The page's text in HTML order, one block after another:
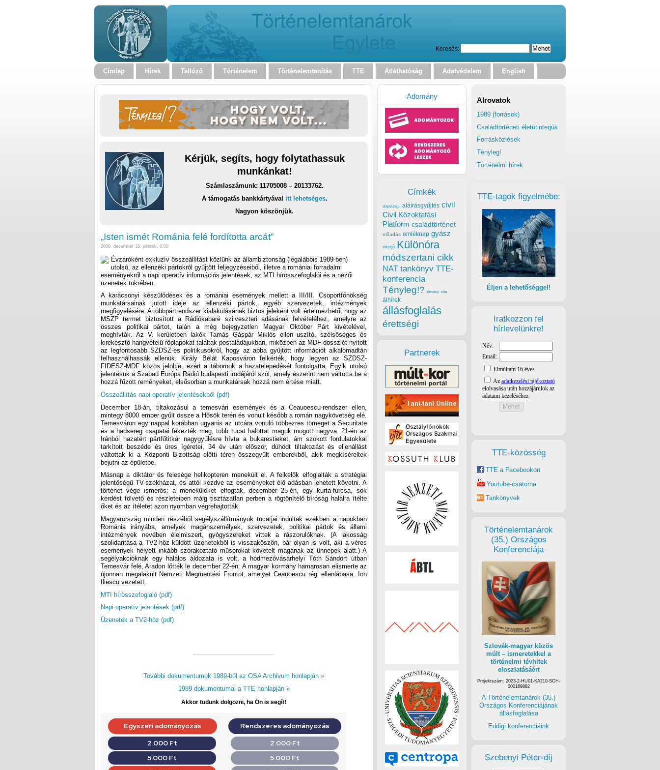
Keresés:
Címlap Hírek Tallózó Történelem Történelemtanítás TTE Átláthatóság Adatvédelem English
Kérjük, segíts, hogy folytathassuk
munkánkat!
Számlaszámunk: 11705008 – 20133762.
A támogatás bankkártyával itt lehetséges.
Nagyon köszönjük.
„Isten ismét Románia felé fordította arcát”
2009. december 18. péntek, 0:00
Évzáróként exkluzív összeállítást közlünk az állambiztonság (legalábbis 1989-ben)
utolsó, az ellenzéki pártokról gyűjtött feljegyzéseiből, illetve a romániai forradalmi
eseményekről a napi operatív információs jelentések, az MTI hírösszefoglalói és a nézői
üzenetek tükrében.
A karácsonyi készülődések és a romániai események mellett a III/III. Csoportfőnökség
munkatársainak jutott ideje az ellenzéki pártok, egyéb szervezetek, intézmények
megfigyelésére. A többpártrendszer kialakulásának biztos jeleként volt értelmezhető, hogy az
MSZP termet biztosított a Rádiókabaré szilveszteri adásának felvételéhez, amelyre az
összes politikai pártot, talán a még bejegyzetlen Magyar Október Párt kivételével,
meghívták. Az V. kerületben lakók Tamás Gáspár Miklós ellen uszító, szélsőséges és
kirekesztő hangvételű röplapokat találtak postaládájukban, miközben az MDF dossziét nyitott
az legfontosabb SZDSZ-es politikusokról, hogy az abba gyűjtött információt alkalomadtán
felhasználhassák ellenük. Király Bélát Kaposváron felkérték, hogy legyen az SZDSZ-
FIDESZ-MDF közös jelöltje, ezért a tábornok a hazatelepedését fontolgatta. Egyik utolsó
jelentésük a Szabad Európa Rádió budapesti irodájáról szól, amely eszerint nem váltotta be a
hozzá fűzött reményeket, elsősorban a munkatársak hozzá nem értése miatt.
Összeállítás napi operatív jelentésekből (pdf)
December 18-án, tiltakozásul a temesvári események és a Ceauoescu-rendszer ellen,
mintegy 8000 ember gyűlt össze a Hősök terén és vonult később a román nagykövetség elé.
Temesváron egy nappal korábban ugyanis az utcára vonuló többezres tömeget a Securitate
és a hadsereg csapatai fékezték meg, több tucat halottat maguk mögött hagyva. 21-én az
Iránból hazatért pártfőtitkár nagygyűlésre hívta a bukarestieket, ám szokott fordulatokkal
tarkított beszéde és üres ígéretei, 34 év után először, dühödt tiltakozást és ellenállást
váltottak ki a Központi Bizottság előtti téren összegyűlt emberekből, akik megkíséreltek
bejutni az épületbe.
Másnap a diktátor és felesége helikopteren menekült el. A felkelők elfoglalták a stratégiai
jelentőségű TV-székházat, és attól kezdve az eseményeket élő adásban lehetett követni. A
történet vége ismerős: a menekülőket elfogták, december 25-én, egy kurta-furcsa, sok
kérdést fölvető és részleteiben máig tisztázatlan perben a rögtönítélő bíróság halálra ítélte
őket és az ítéletet azon nyomban végrehajtották.
Magyarország minden részéből segélyszállítmányok tucatjai indultak ezekben a napokban
Románia irányába, amelyek magánszemélyek, szervezetek, politikai pártok és állami
intézmények nevében élelmiszert, gyógyszereket vittek a rászorulóknak. (A lakosság
szolidaritása a TV2-höz küldött üzenetekből is visszaköszön, bár olyan is volt, aki a véres
események helyett inkább szórakoztató műsorokat követelt magának az ünnepek alatt.) A
segélyakcióknak egy halálos áldozata is volt, a hódmezővásárhelyi Tóth Sándort útban
Temesvár felé, Aradon lőtték le december 22-én. A magyar kormány hamarosan elismerte az
újonnan megalakult Nemzeti Megmentési Frontot, amelyet Ceauoescu régi ellenlábasa, Ion
Iliescu vezetett.
MTI hírösszefoglaló (pdf)
Napi operatív jelentések (pdf)
Üzenetek a TV2-höz (pdf)
További dokumentumok 1989-ből az OSA Archivum honlapján »
1989 dokumentumai a TTE honlapján »
Akkor tudunk dolgozni, ha Ön is segít!
Alrovatok
1989 (források)
Családtörténeti életútinterjúk
Forrásközlések
Tényleg!
Történelmi hírek
TTE-tagok figyelmébe:
Éljen a lehetőséggel!
Iratkozzon fel
hírlevelünkre!
TTE-közösség
TTE a Facebookon
Youtube-csatorna
Tankönyvek
Történelemtanárok
(35.) Országos
Konferenciája
Szlovák-magyar közös
múlt – ismeretekkel a
történelmi tévhitek
eloszlatásáért
Projektszám: 2023-2-HU01-KA210-SCH-
000169882
A Történelemtanárok (35.)
Országos Konferenciájának
állásfoglalása
Eddigi konferenciáink
Szebenyi Péter-díj
Adomány
Címkék
alapvizsga aláírásgyűjtés civil
Civil Közoktatási
Platform családtörténet
előadás emléknap gyász
interjú Különóra
módszertani cikk
NAT tankönyv TTE-
konferencia
Tényleg!? törvény vita
álhírek
állásfoglalás
érettségi
Partnerek